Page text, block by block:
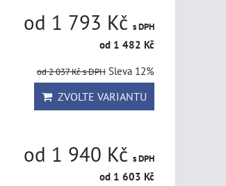
od 1 793 Kč s DPH
od 1 482 Kč
od 2 037 Kčs DPH Sleva 12%
ZVOLTE VARIANTU
od 1 940 Kč s DPH
od 1 603 Kč